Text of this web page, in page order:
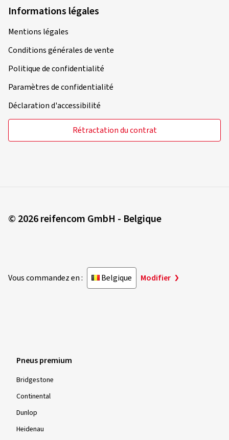
Informations légales
Mentions légales
Conditions générales de vente
Politique de confidentialité
Paramètres de confidentialité
Déclaration d'accessibilité
Rétractation du contrat
© 2026 reifencom GmbH - Belgique
Vous commandez en : Belgique Modifier
Pneus premium
Bridgestone
Continental
Dunlop
Heidenau